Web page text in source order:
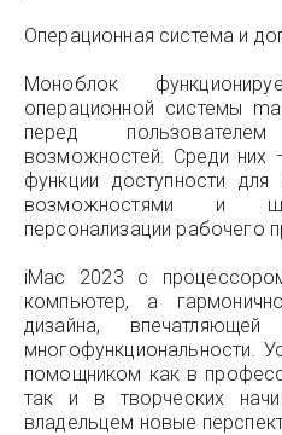
Операционная система и
Моноблок
операционной системы
перед
возможностей. Среди них
функции доступности
возможностями и
персонализации рабочего
iMac 2023 с
компьютер, а
дизайна, впечатляющей
многофункциональности.
помощником как в
так и в творческих
владельцем новые